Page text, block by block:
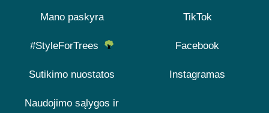
Mano paskyra
#StyleForTrees
Sutikimo nuostatos
Naudojimo sąlygos ir
TikTok
Facebook
Instagramas